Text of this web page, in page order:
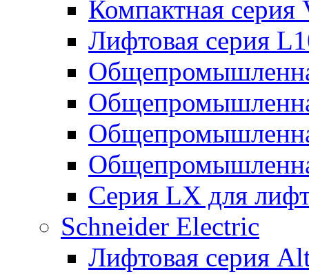
Компактная серия
Лифтовая серия
Серия LX для
Schneider Electric
Лифтовая серия